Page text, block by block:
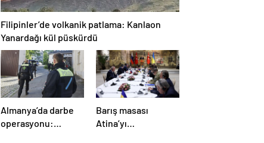
Filipinler’de volkanik patlama: Kanlaon
Yanardağı kül püskürdü
Almanya’da darbe
operasyonu:
Barış masası
Atina’yı